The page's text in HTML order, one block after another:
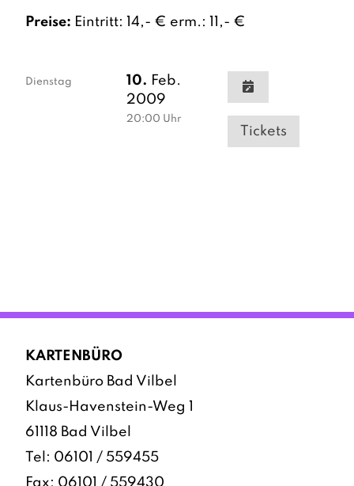
Preise: Eintritt: 14,- € erm.: 11,- €
Dienstag 10. Feb.
2009
20:00 Uhr
Tickets
KARTENBÜRO
Kartenbüro Bad Vilbel
Klaus-Havenstein-Weg 1
61118 Bad Vilbel
Tel: 06101 / 559455
Fax: 06101 / 559430